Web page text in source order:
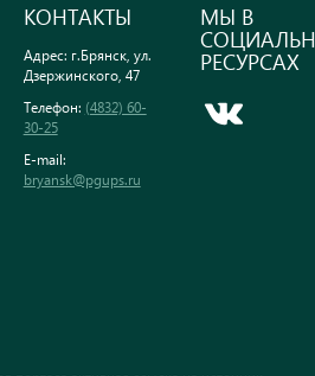
КОНТАКТЫ
Адрес: г.Брянск, ул.
Дзержинского, 47
Телефон: (4832) 60-
30-25
E-mail:
bryansk@pgups.ru
МЫ В
РЕСУРСАХ